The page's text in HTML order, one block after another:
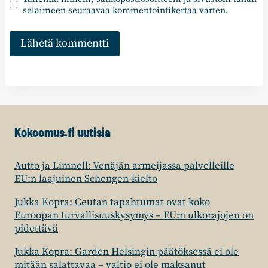
selaimeen seuraavaa kommentointikertaa varten.
Kokoomus.fi uutisia
Autto ja Limnell: Venäjän armeijassa palvelleille
EU:n laajuinen Schengen-kielto
Jukka Kopra: Ceutan tapahtumat ovat koko
Euroopan turvallisuuskysymys – EU:n ulkorajojen on
pidettävä
Jukka Kopra: Garden Helsingin päätöksessä ei ole
mitään salattavaa – valtio ei ole maksanut